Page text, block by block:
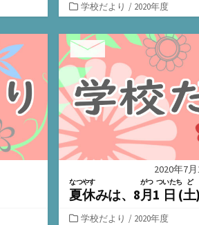
カ
テ
ゴ
リ
ー
学校だより / 2020年度
2020年7
夏休
なつやす
みは、8月
がつ
1 日
ついたち
(土
ど
カ学校だより / 2020年度